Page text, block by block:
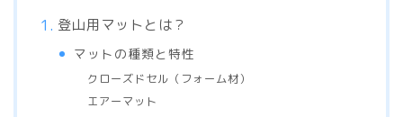
登山用マットとは？
マットの種類と特性
クローズドセル（フォーム材）
エアーマット